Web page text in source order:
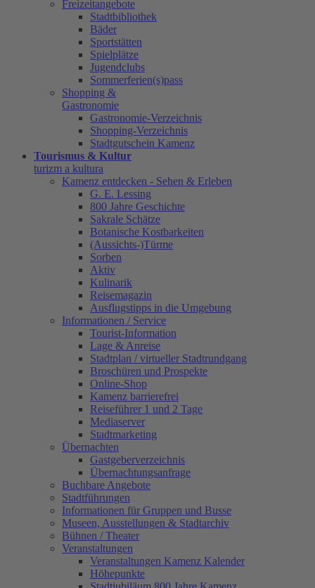
Freizeitangebote
Stadtbibliothek
Bäder
Sportstätten
Spielplätze
Jugendclubs
Sommerferien(s)pass
Shopping &
Gastronomie
Gastronomie-Verzeichnis
Shopping-Verzeichnis
Stadtgutschein Kamenz
Tourismus & Kultur
turizm a kultura
Kamenz entdecken - Sehen & Erleben
G. E. Lessing
800 Jahre Geschichte
Sakrale Schätze
Botanische Kostbarkeiten
(Aussichts-)Türme
Sorben
Aktiv
Kulinarik
Reisemagazin
Ausflugstipps in die Umgebung
Informationen / Service
Tourist-Information
Lage & Anreise
Stadtplan / virtueller Stadtrundgang
Broschüren und Prospekte
Online-Shop
Kamenz barrierefrei
Reiseführer 1 und 2 Tage
Mediaserver
Stadtmarketing
Übernachten
Gastgeberverzeichnis
Übernachtungsanfrage
Buchbare Angebote
Stadtführungen
Informationen für Gruppen und Busse
Museen, Ausstellungen & Stadtarchiv
Bühnen / Theater
Veranstaltungen
Veranstaltungen Kamenz Kalender
Höhepunkte